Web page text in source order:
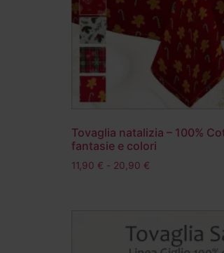
Tovaglia natalizia – 100%
fantasie e colori
11,90 € - 20,90 €